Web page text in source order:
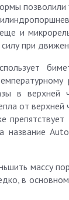
позволили
и
при
в верхней
от верхней
название
массу
в